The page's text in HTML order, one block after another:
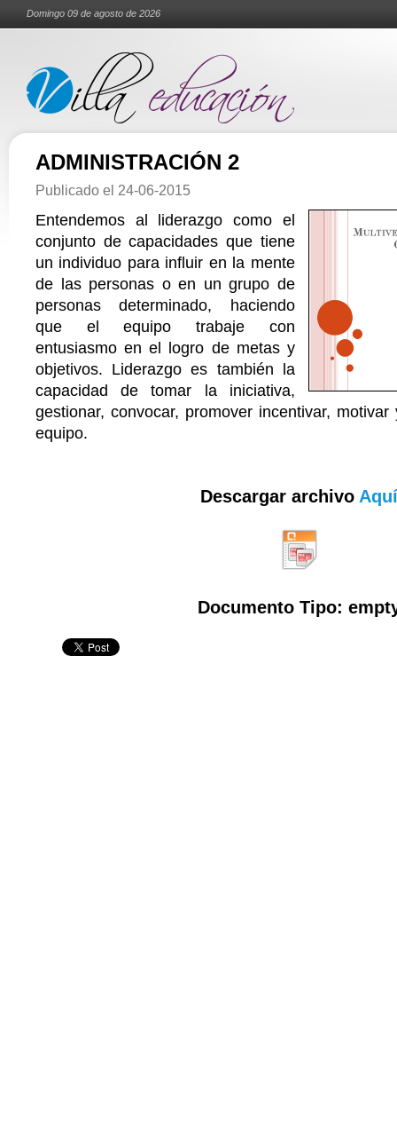
Domingo 09 de agosto de 2026
ADMINISTRACIÓN 2
Publicado el 24-06-2015
Entendemos al liderazgo como el
conjunto de capacidades que tiene
un individuo para influir en la mente
de las personas o en un grupo de
personas determinado, haciendo
que el equipo trabaje con
entusiasmo en el logro de metas y
objetivos. Liderazgo es también la
capacidad de tomar la iniciativa,
gestionar, convocar, promover incentivar,
equipo.
Descargar archivo Aquí
Documento Tipo: